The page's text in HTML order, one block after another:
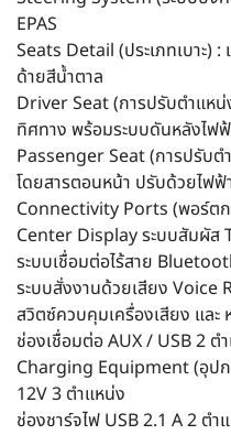
EPAS
Seats Detail (ประเภทเบาะ)
ด้ายสีน้ำตาล
Driver Seat (การปรับตำแห
ทิศทาง พร้อมระบบดันหลังไ
Passenger Seat (การปรับต
โดยสารตอนหน้า ปรับด้วยไฟ
Connectivity Ports (พอร์ตก
Center Display ระบบสัมผัส
ระบบเชื่อมต่อไร้สาย
ระบบสั่งงานด้วยเสียง Voice
สวิตซ์ควบคุมเครื่องเสียง แล
ช่องเชื่อมต่อ AUX / USB 2 ต
Charging Equipment (อุปก
12V 3 ตำแหน่ง
ช่องชาร์จไฟ USB 2.1 A 2 ต